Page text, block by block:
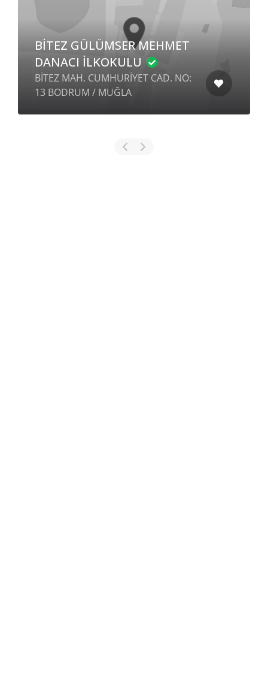
BİTEZ GÜLÜMSER MEHMET
DANACI İLKOKULU
BİTEZ MAH. CUMHURİYET CAD. NO:
13 BODRUM / MUĞLA